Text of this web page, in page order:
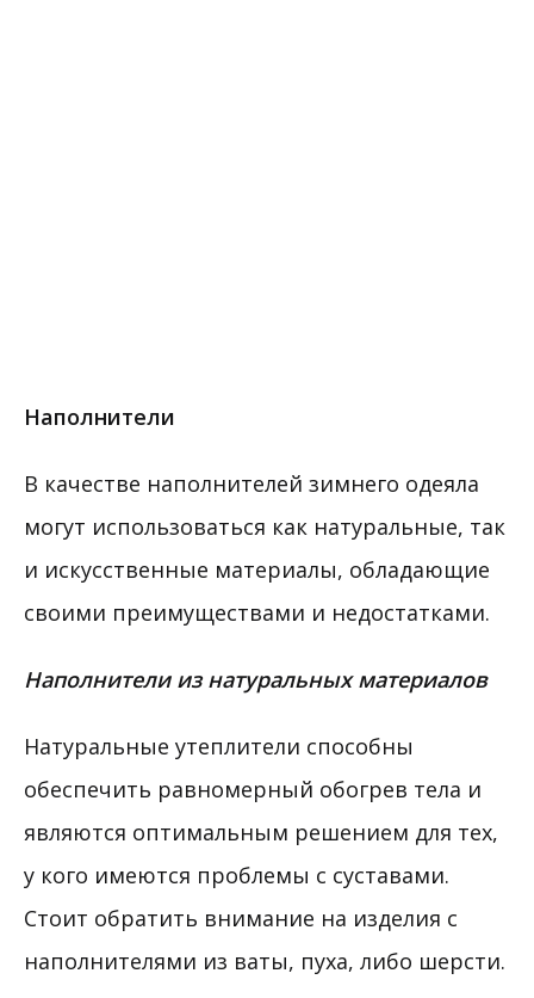
Наполнители
В качестве наполнителей зимнего одеяла
могут использоваться как натуральные, так
и искусственные материалы, обладающие
своими преимуществами и недостатками.
Наполнители из натуральных материалов
Натуральные утеплители способны
обеспечить равномерный обогрев тела и
являются оптимальным решением для тех,
у кого имеются проблемы с суставами.
Стоит обратить внимание на изделия с
наполнителями из ваты, пуха, либо шерсти.